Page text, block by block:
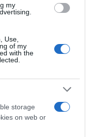
my
Use,
of my
with the
storage
on web or
ΤΑ
ΣΕΜΙΝΑΡΙΑ
ΜΑΣ!
με
είναι
*